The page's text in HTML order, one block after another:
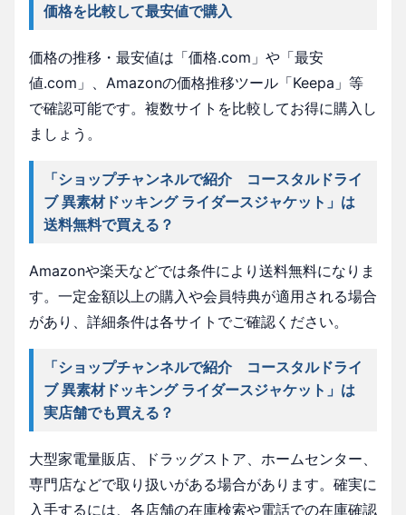
価格を比較して最安値で購入
価格の推移・最安値は「価格.com」や「最安
値.com」、Amazonの価格推移ツール「Keepa」等
で確認可能です。複数サイトを比較してお得に購入し
ましょう。
「ショップチャンネルで紹介 コースタルドライ
ブ 異素材ドッキング ライダースジャケット」は
送料無料で買える？
Amazonや楽天などでは条件により送料無料になりま
す。一定金額以上の購入や会員特典が適用される場合
があり、詳細条件は各サイトでご確認ください。
「ショップチャンネルで紹介 コースタルドライ
ブ 異素材ドッキング ライダースジャケット」は
実店舗でも買える？
大型家電量販店、ドラッグストア、ホームセンター、
専門店などで取り扱いがある場合があります。確実に
入手するには、各店舗の在庫検索や電話での在庫確認